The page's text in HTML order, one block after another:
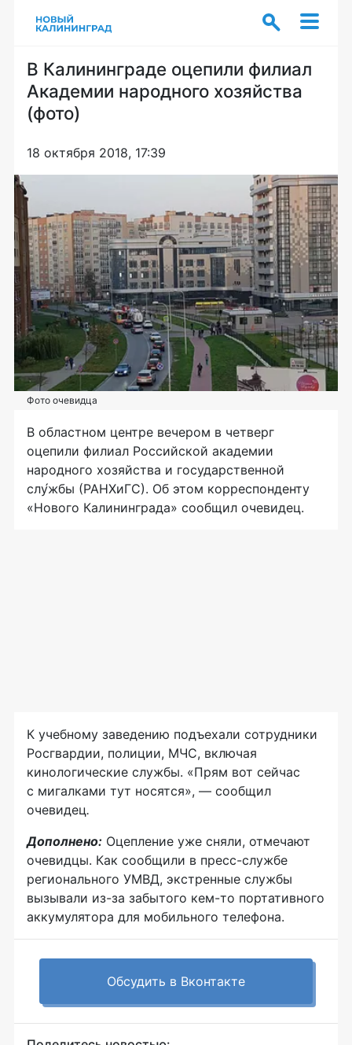
В Калининграде оцепили филиал
Академии народного хозяйства
(фото)
18 октября 2018, 17:39
Фото очевидца
В областном центре вечером в четверг
оцепили филиал Российской академии
народного хозяйства и государственной
слу́жбы (РАНХиГС). Об этом корреспонденту
«Нового Калининграда» сообщил очевидец.
К учебному заведению подъехали сотрудники
Росгвардии, полиции, МЧС, включая
кинологические службы. «Прям вот сейчас
с мигалками тут носятся», — сообщил
очевидец.
Дополнено: Оцепление уже сняли, отмечают
очевидцы. Как сообщили в пресс-службе
регионального УМВД, экстренные службы
вызывали из-за забытого кем-то портативного
аккумулятора для мобильного телефона.
Обсудить в Вконтакте